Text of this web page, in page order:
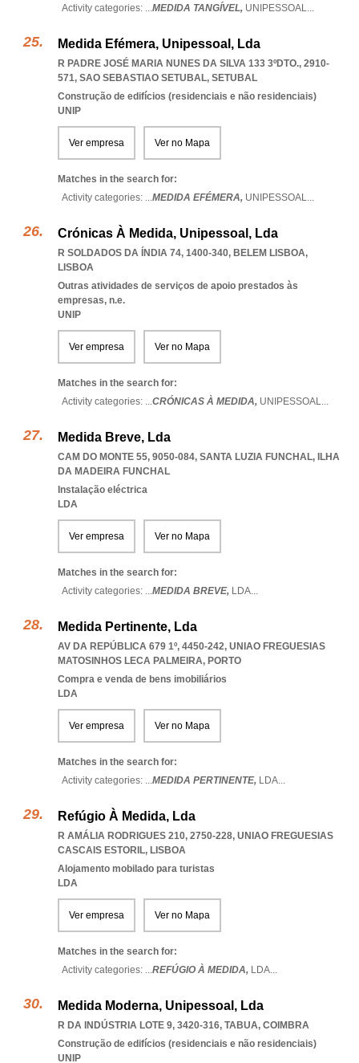
Activity categories: ...MEDIDA TANGÍVEL, UNIPESSOAL...
Medida Efémera, Unipessoal, Lda
R PADRE JOSÉ MARIA NUNES DA SILVA 133 3ºDTO., 2910-
571, SAO SEBASTIAO SETUBAL, SETUBAL
Construção de edifícios (residenciais e não residenciais)
UNIP
Ver empresa Ver no Mapa
Matches in the search for:
Activity categories: ...MEDIDA EFÉMERA, UNIPESSOAL...
Crónicas À Medida, Unipessoal, Lda
R SOLDADOS DA ÍNDIA 74, 1400-340, BELEM LISBOA,
LISBOA
Outras atividades de serviços de apoio prestados às
empresas, n.e.
UNIP
Ver empresa Ver no Mapa
Matches in the search for:
Activity categories: ...CRÓNICAS À MEDIDA, UNIPESSOAL...
Medida Breve, Lda
CAM DO MONTE 55, 9050-084, SANTA LUZIA FUNCHAL, ILHA
DA MADEIRA FUNCHAL
Instalação eléctrica
LDA
Ver empresa Ver no Mapa
Matches in the search for:
Activity categories: ...MEDIDA BREVE, LDA...
Medida Pertinente, Lda
AV DA REPÚBLICA 679 1º, 4450-242, UNIAO FREGUESIAS
MATOSINHOS LECA PALMEIRA, PORTO
Compra e venda de bens imobiliários
LDA
Ver empresa Ver no Mapa
Matches in the search for:
Activity categories: ...MEDIDA PERTINENTE, LDA...
Refúgio À Medida, Lda
R AMÁLIA RODRIGUES 210, 2750-228, UNIAO FREGUESIAS
CASCAIS ESTORIL, LISBOA
Alojamento mobilado para turistas
LDA
Ver empresa Ver no Mapa
Matches in the search for:
Activity categories: ...REFÚGIO À MEDIDA, LDA...
Medida Moderna, Unipessoal, Lda
R DA INDÚSTRIA LOTE 9, 3420-316, TABUA, COIMBRA
Construção de edifícios (residenciais e não residenciais)
UNIP